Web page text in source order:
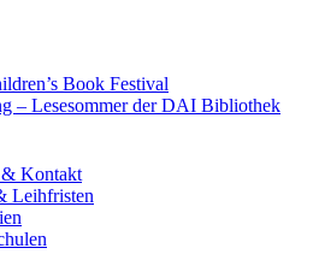
Book Festival
– Lesesommer der DAI Bibliothek
Kontakt
Leihfristen